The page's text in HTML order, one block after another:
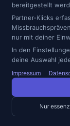
merken willst,
Fahrgefühl für
Abwicklung
priorisierst.
bereitgestellt
Partner-Klicks
nur mit deiner
In den
deine Auswahl
Impressum
Nur